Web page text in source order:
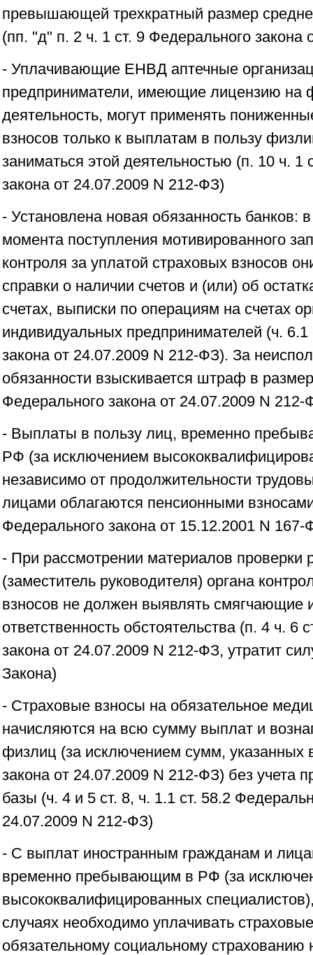
превышающей трехкратный размер
(пп. "д" п. 2 ч. 1 ст. 9 Федерального
- Уплачивающие ЕНВД аптечные
предприниматели, имеющие лицензию на
деятельность, могут применять
взносов только к выплатам в пользу
заниматься этой деятельностью (п. 10 ч. 1
закона от 24.07.2009 N 212-ФЗ)
- Установлена новая обязанность банков:
момента поступления мотивированного
контроля за уплатой страховых взносов
справки о наличии счетов и (или) об
счетах, выписки по операциям на счетах
индивидуальных предпринимателей (ч. 6.1
закона от 24.07.2009 N 212-ФЗ). За
обязанности взыскивается штраф в
Федерального закона от 24.07.2009 N
- Выплаты в пользу лиц, временно
РФ (за исключением
независимо от продолжительности
лицами облагаются пенсионными
Федерального закона от 15.12.2001 N
- При рассмотрении материалов проверки
(заместитель руководителя) органа
взносов не должен выявлять смягчающие
ответственность обстоятельства (п. 4 ч. 6
закона от 24.07.2009 N 212-ФЗ, утратит
Закона)
- Страховые взносы на обязательное
начисляются на всю сумму выплат и
физлиц (за исключением сумм, указанных
закона от 24.07.2009 N 212-ФЗ) без учета
базы (ч. 4 и 5 ст. 8, ч. 1.1 ст. 58.2
24.07.2009 N 212-ФЗ)
- С выплат иностранным гражданам и
временно пребывающим в РФ (за
высококвалифицированных
случаях необходимо уплачивать
обязательному социальному страхованию